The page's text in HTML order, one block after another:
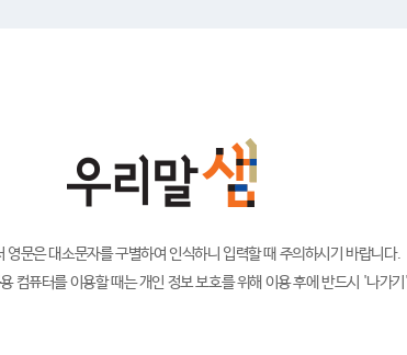
문은 대소문자를 구별하여 인식하니 입력할 때 주의하시기 바랍니다.
컴퓨터를 이용할 때는 개인 정보 보호를 위해 이용 후에 반드시 '나가